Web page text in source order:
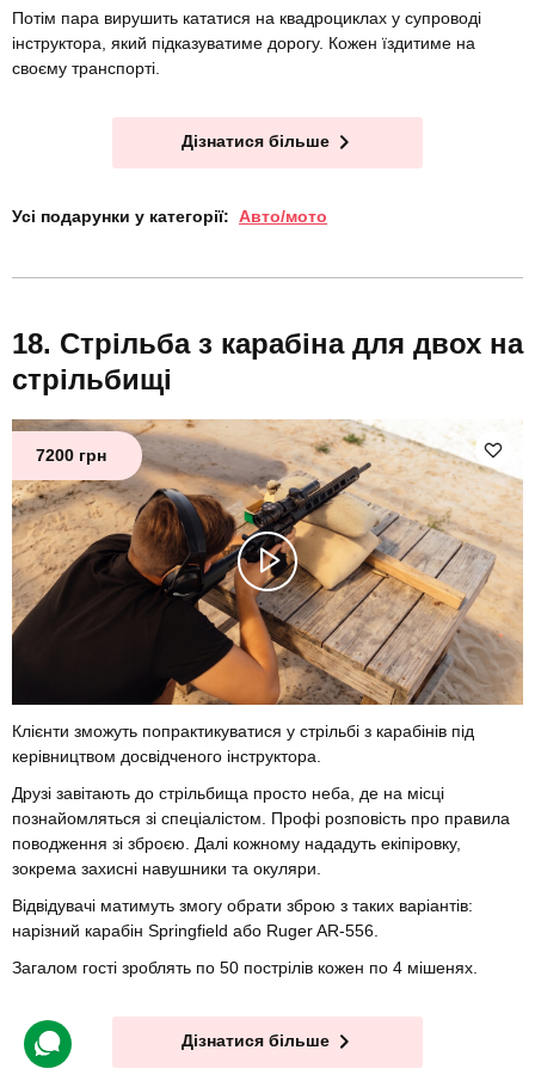
Потім пара вирушить кататися на квадроциклах у супроводі
інструктора, який підказуватиме дорогу. Кожен їздитиме на
своєму транспорті.
Дізнатися більше
Усі подарунки у категорії: Авто/мото
Стрільба з карабіна для двох на
стрільбищі
7200 грн
Клієнти зможуть попрактикуватися у стрільбі з карабінів під
керівництвом досвідченого інструктора.
Друзі завітають до стрільбища просто неба, де на місці
познайомляться зі спеціалістом. Профі розповість про правила
поводження зі зброєю. Далі кожному нададуть екіпіровку,
зокрема захисні навушники та окуляри.
Відвідувачі матимуть змогу обрати зброю з таких варіантів:
нарізний карабін Springfield або Ruger AR-556.
Загалом гості зроблять по 50 пострілів кожен по 4 мішенях.
Дізнатися більше